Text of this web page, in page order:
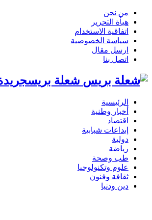
من نحن
هيأة التحرير
اتفاقية الاستخدام
سياسة الخصوصية
ارسل مقال
اتصل بنا
شعلة
الرئيسية
أخبار وطنية
اقتصاد
إبداعات شبابية
دولية
رياضة
طب وصحة
علوم وتكنولوجيا
ثقافة وفنون
دين ودنيا